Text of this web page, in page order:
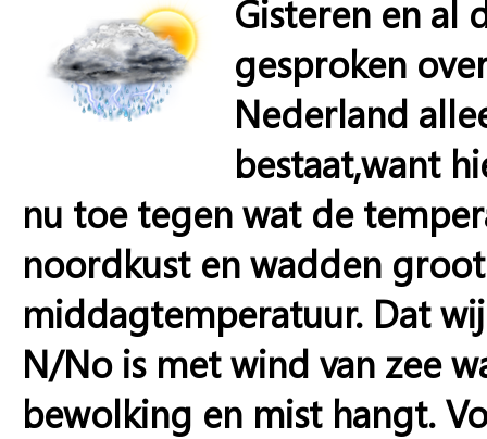
Gisteren en al
gesproken
Nederland
bestaat,want
nu toe tegen wat de
noordkust en wadden
middagtemperatuur. Dat
N/No is met wind van zee
bewolking en mist hangt.